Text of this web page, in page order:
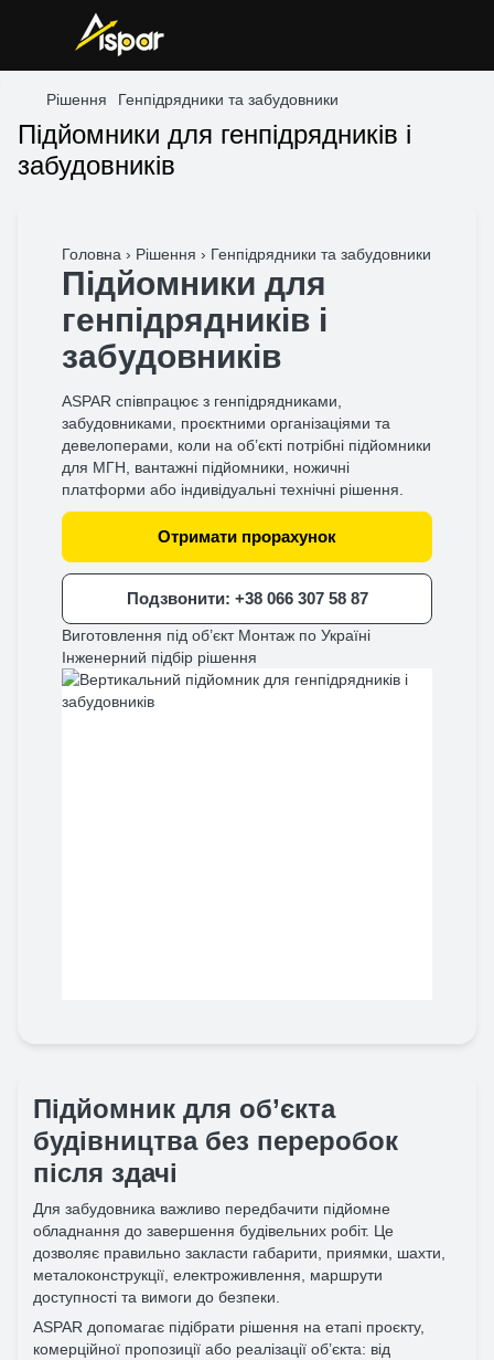
Рішення Генпідрядники та забудовники
Підйомники для генпідрядників і
забудовників
Головна › Рішення › Генпідрядники та забудовники
Підйомники для
генпідрядників і
забудовників
ASPAR співпрацює з генпідрядниками,
забудовниками, проєктними організаціями та
девелоперами, коли на об’єкті потрібні підйомники
для МГН, вантажні підйомники, ножичні
платформи або індивідуальні технічні рішення.
Отримати прорахунок
Подзвонити: +38 066 307 58 87
Виготовлення під об’єкт Монтаж по Україні
Інженерний підбір рішення
Підйомник для об’єкта
будівництва без переробок
після здачі
Для забудовника важливо передбачити підйомне
обладнання до завершення будівельних робіт. Це
дозволяє правильно закласти габарити, приямки, шахти,
металоконструкції, електроживлення, маршрути
доступності та вимоги до безпеки.
ASPAR допомагає підібрати рішення на етапі проєкту,
комерційної пропозиції або реалізації об’єкта: від